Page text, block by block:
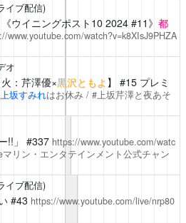
イブ配信)
ウイニングポスト10 2024 #11》 都
www.youtube.com/watch?v=k8XIsJ9PHZA
オ
： 芹澤優×黒沢ともよ 】 #15 プレミ
上坂すみれはお休み / #上坂芹澤と夜あそ
!!」 #337 https://www.youtube.com/watc
マリン・エンタテインメント公式チャン
イブ配信)
#43 https://www.youtube.com/live/nrp80